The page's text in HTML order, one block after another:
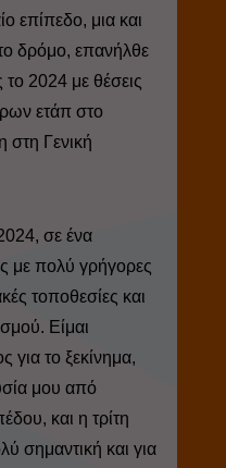
επίπεδο, μια και
δρόμο, επανήλθε
2024 με θέσεις
ετάπ στο
στη Γενική
σε ένα
με πολύ γρήγορες
τοποθεσίες και
Είμαι
για το ξεκίνημα,
μου από
και η τρίτη
σημαντική και για